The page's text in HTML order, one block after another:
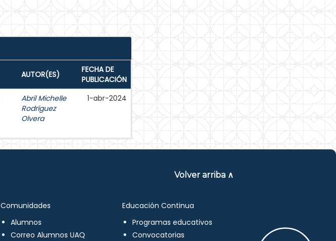
AUTOR(ES)
FECHA DE
PUBLICACIÓN
Abril Michelle
Rodríguez
Olvera
1-abr-2024
Volver arriba ∧
Comunidades
Alumnos
Correo Alumnos UAQ
Educación Continua
Programas educativos
Convocatorias